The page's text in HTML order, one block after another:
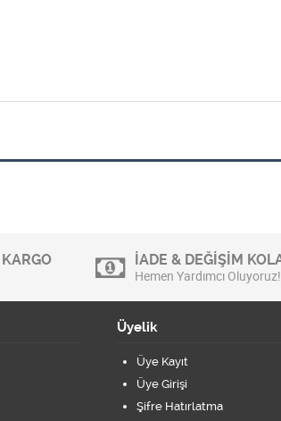
İADE & DEĞİŞİM
Hemen Yardımcı Oluyoruz!
Üyelik
Üye Kayıt
Üye Girişi
Şifre Hatırlatma